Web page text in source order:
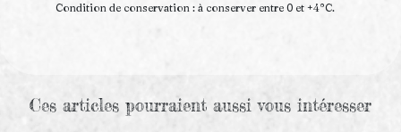
Condition de conservation : à conserver entre 0 et +4°C.
Ces articles pourraient aussi vous intéresser